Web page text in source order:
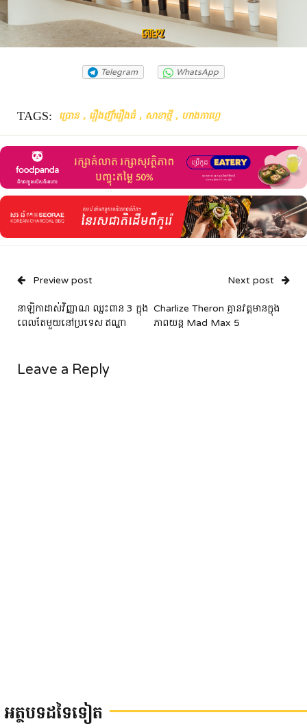
Telegram WhatsApp
TAGS: ប្រោន , រឿងញ៊ាំរឿងធំ , សាខាថ្មី , ហាងកាហ្វេ
Preview post
នាឡិកាដាស់វិញ្ញាណ ឈ្នះពាន 3 ក្នុង
ពេលតែមួយនៅប្រទេស ឥណ្ឌា
Next post
Charlize Theron គ្មានវត្តមានក្នុង
ភាពយន្ត ​Mad Max 5
Leave a Reply
អត្ថបទដទៃទៀត